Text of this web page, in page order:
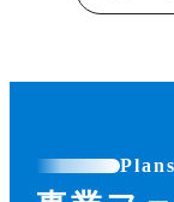
Plans